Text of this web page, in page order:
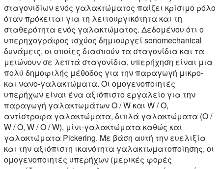
σταγονιδίων ενός γαλακτώματος παίζει κρίσιμο ρόλο
όταν πρόκειται για τη λειτουργικότητα και τη
σταθερότητα ενός γαλακτώματος. Δεδομένου ότι ο
υπερηχογράφος ισχύος δημιουργεί sonomechanical
δυνάμεις, οι οποίες διασπούν τα σταγονίδια και τα
μειώνουν σε λεπτά σταγονίδια, υπερήχηση είναι μια
πολύ δημοφιλής μέθοδος για την παραγωγή μικρο-
και νανο-γαλακτώματα. Οι ομογενοποιητές
υπερήχων είναι ένα αξιόπιστο εργαλείο για την
παραγωγή γαλακτωμάτων O / W και W / O,
αντίστροφα γαλακτώματα, διπλά γαλακτώματα (O /
W / O, W / O / W), μίνι-γαλακτώματα καθώς και
γαλακτώματα Pickering. Με βάση αυτή την ευελιξία
και την αξιόπιστη ικανότητα γαλακτωματοποίησης, οι
ομογενοποιητές υπερήχων (μερικές φορές